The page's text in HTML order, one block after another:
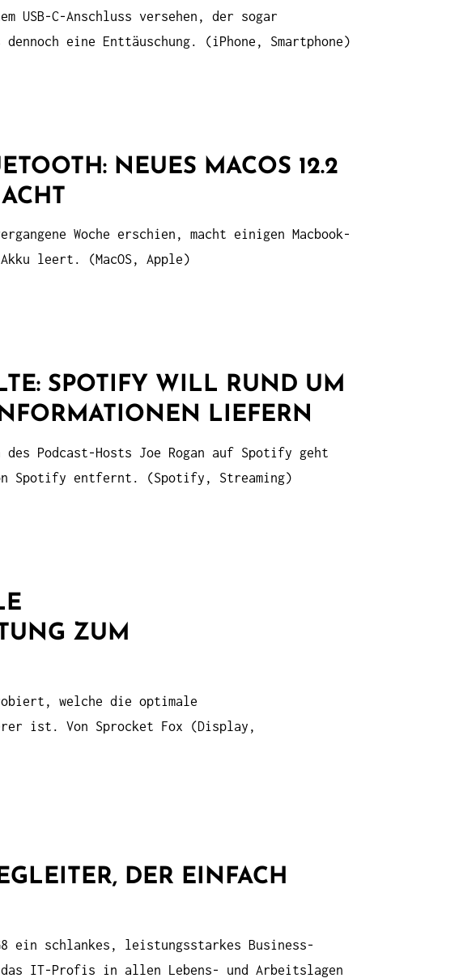
USB-C-Anschluss versehen, der sogar
eine Enttäuschung. (iPhone, Smartphone)
NEUES MACOS 12.2
Woche erschien, macht einigen Macbook-
leert. (MacOS, Apple)
SPOTIFY WILL RUND UM
LIEFERN
Podcast-Hosts Joe Rogan auf Spotify geht
Spotify entfernt. (Spotify, Streaming)
ZUM
welche die optimale
ist. Von Sprocket Fox (Display,
DER EINFACH
ein schlankes, leistungsstarkes Business-
IT-Profis in allen Lebens- und Arbeitslagen